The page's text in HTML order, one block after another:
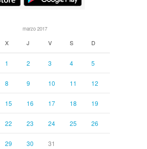
marzo 2017
X J V S D
1 2 3 4 5
8 9 10 11 12
15 16 17 18 19
22 23 24 25 26
29 30 31